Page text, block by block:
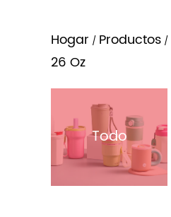
Hogar / Productos /
26 Oz
Todo